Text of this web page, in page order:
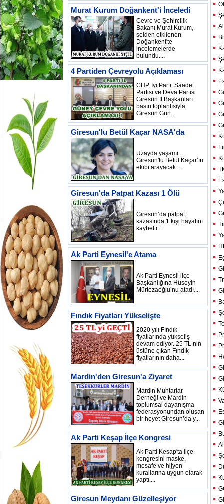
Murat Kurum Doğankent'i İnceledi
Çevre ve Şehircilik
Bakanı Murat Kurum,
selden etkilenen
Doğankent'te
incelemelerde
bulundu....
4 Partiden Çevreyolu Açıklaması
CHP, İyi Parti, Saadet
Partisi ve Deva Partisi
Giresun İl Başkanları
basın toplantısıyla
Giresun Gün...
Giresun'lu Betül Kaçar NASA'da
Uzayda yaşamı
Giresun'lu Betül Kaçar’ın
ekibi arayacak....
Giresun'da Patpat Kazası 1 Ölü
Giresun’da patpat
kazasında 1 kişi hayatını
kaybetti....
Ak Parti Eynesil'e Atama
Ak Parti Eynesil ilçe
Başkanlığına Hüseyin
Mürtezaoğlu’nu atadı....
Fındık Fiyatları Yükselişte
2020 yılı Fındık
fiyatlarında yükseliş
devam ediyor. 25 TL nin
üstüne çıkan Fındık
fiyatlarının daha...
Mardin'den Giresun'a Ziyaret
Mardin Muhtarlar
Derneği ve Mardin
toplumsal dayanışma
federasyonundan oluşan
bir heyet Giresun’da y...
Ak Parti Keşap İlçe Kongresi
Ak Parti Keşap'ta ilçe
kongresini maske,
mesafe ve hijyen
kurallarına uygun olarak
yaptı....
Giresun Meydanı Güzelleşiyor